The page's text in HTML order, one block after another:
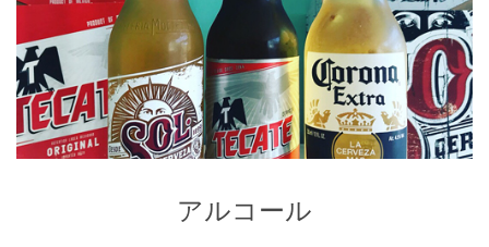
アルコール